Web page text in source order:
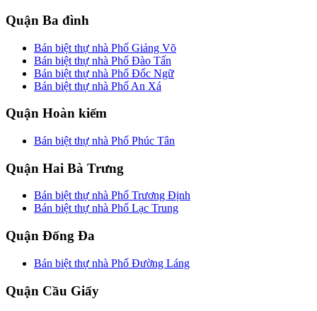
Quận Ba đình
Bán biệt thự nhà Phố Giảng Võ
Bán biệt thự nhà Phố Đào Tấn
Bán biệt thự nhà Phố Đốc Ngữ
Bán biệt thự nhà Phố An Xá
Quận Hoàn kiếm
Bán biệt thự nhà Phố Phúc Tân
Quận Hai Bà Trưng
Bán biệt thự nhà Phố Trương Định
Bán biệt thự nhà Phố Lạc Trung
Quận Đống Đa
Bán biệt thự nhà Phố Đường Láng
Quận Cầu Giấy